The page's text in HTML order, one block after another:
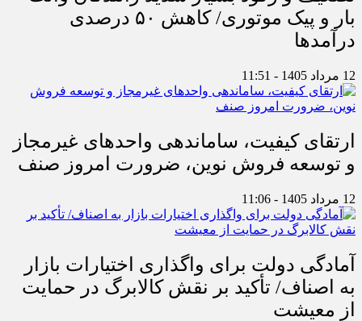
بار و پیک موتوری/ کاهش ۵۰ درصدی
درآمدها
12 مرداد 1405 - 11:51
ارتقای کیفیت، ساماندهی واحدهای غیرمجاز
و توسعه فروش نوین، ضرورت امروز صنف
12 مرداد 1405 - 11:06
آمادگی دولت برای واگذاری اختیارات بازار
به اصناف/ تأکید بر نقش کالابرگ در حمایت
از معیشت